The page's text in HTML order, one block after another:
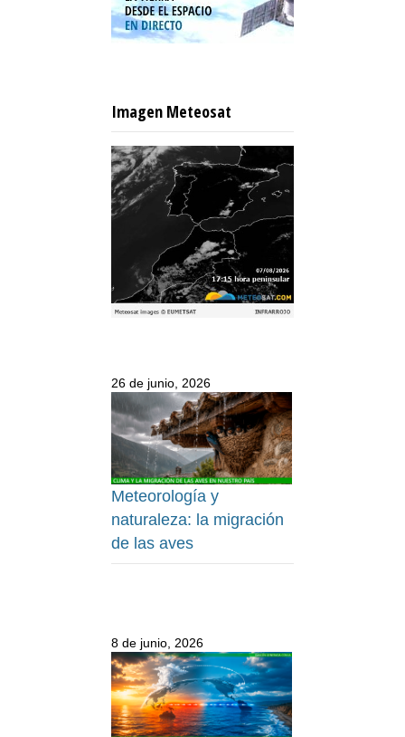
Imagen Meteosat
26 de junio, 2026
Meteorología y
naturaleza: la migración
de las aves
8 de junio, 2026